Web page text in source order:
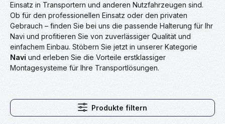
Einsatz in Transportern und anderen Nutzfahrzeugen sind.
Ob für den professionellen Einsatz oder den privaten
Gebrauch – finden Sie bei uns die passende Halterung für Ihr
Navi und profitieren Sie von zuverlässiger Qualität und
einfachem Einbau. Stöbern Sie jetzt in unserer Kategorie
Navi und erleben Sie die Vorteile erstklassiger
Montagesysteme für Ihre Transportlösungen.
Produkte filtern